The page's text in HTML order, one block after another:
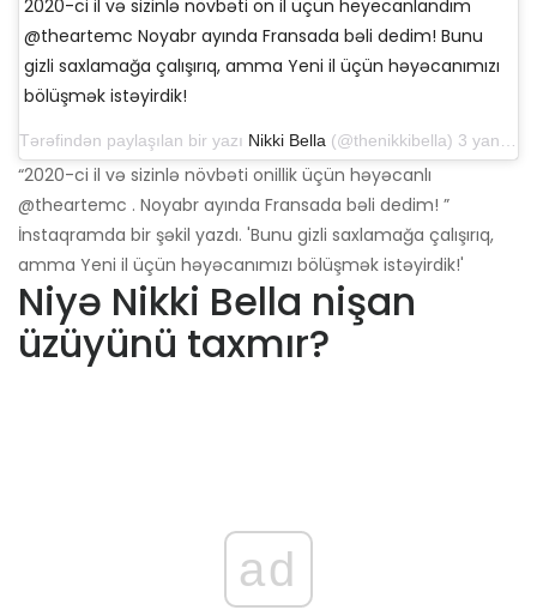
2020-ci il və sizinlə növbəti on il üçün heyecanlandım
@theartemc Noyabr ayında Fransada bəli dedim! Bunu
gizli saxlamağa çalışırıq, amma Yeni il üçün həyəcanımızı
bölüşmək istəyirdik!
Tərəfindən paylaşılan bir yazı Nikki Bella (@thenikkibella) 3 yanvar 2020-ci il, saat 12: 19-da PST
“2020-ci il və sizinlə növbəti onillik üçün həyəcanlı
@theartemc . Noyabr ayında Fransada bəli dedim! ”
İnstaqramda bir şəkil yazdı. 'Bunu gizli saxlamağa çalışırıq,
amma Yeni il üçün həyəcanımızı bölüşmək istəyirdik!'
Niyə Nikki Bella nişan
üzüyünü taxmır?
ad